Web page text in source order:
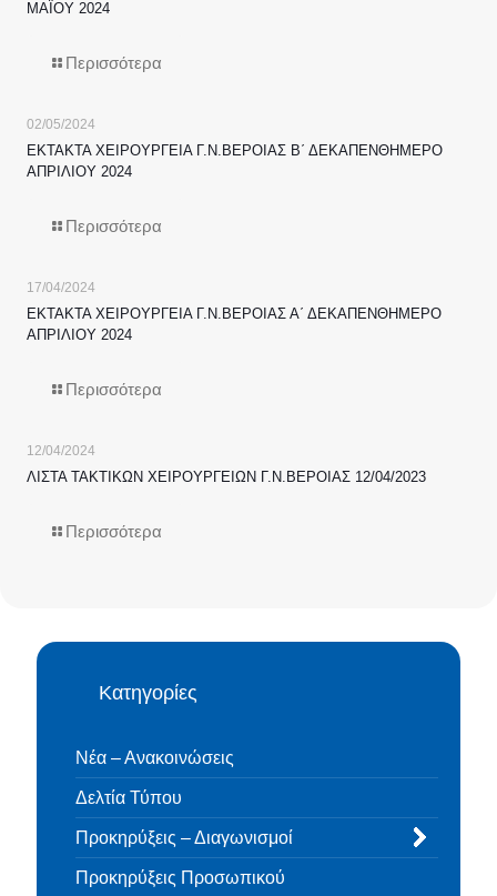
ΜΑΪΟΥ 2024
Περισσότερα
02/05/2024
ΕΚΤΑΚΤΑ ΧΕΙΡΟΥΡΓΕΙΑ Γ.Ν.ΒΕΡΟΙΑΣ Β΄ ΔΕΚΑΠΕΝΘΗΜΕΡΟ
ΑΠΡΙΛΙΟΥ 2024
Περισσότερα
17/04/2024
ΕΚΤΑΚΤΑ ΧΕΙΡΟΥΡΓΕΙΑ Γ.Ν.ΒΕΡΟΙΑΣ Α΄ ΔΕΚΑΠΕΝΘΗΜΕΡΟ
ΑΠΡΙΛΙΟΥ 2024
Περισσότερα
12/04/2024
ΛΙΣΤΑ ΤΑΚΤΙΚΩΝ ΧΕΙΡΟΥΡΓΕΙΩΝ Γ.Ν.ΒΕΡΟΙΑΣ 12/04/2023
Περισσότερα
Κατηγορίες
Νέα – Ανακοινώσεις
Δελτία Τύπου
Προκηρύξεις – Διαγωνισμοί
Προκηρύξεις Προσωπικού